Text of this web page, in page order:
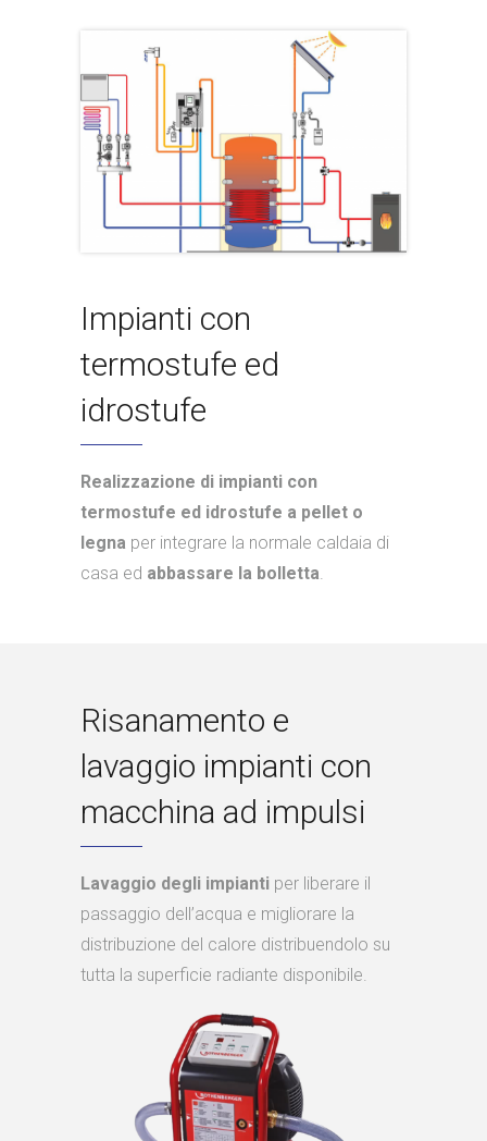
Impianti con
termostufe ed
idrostufe
Realizzazione di impianti con
termostufe ed idrostufe a pellet o
legna per integrare la normale caldaia di
casa ed abbassare la bolletta.
Risanamento e
lavaggio impianti con
macchina ad impulsi
Lavaggio degli impianti per liberare il
passaggio dell’acqua e migliorare la
distribuzione del calore distribuendolo su
tutta la superficie radiante disponibile.